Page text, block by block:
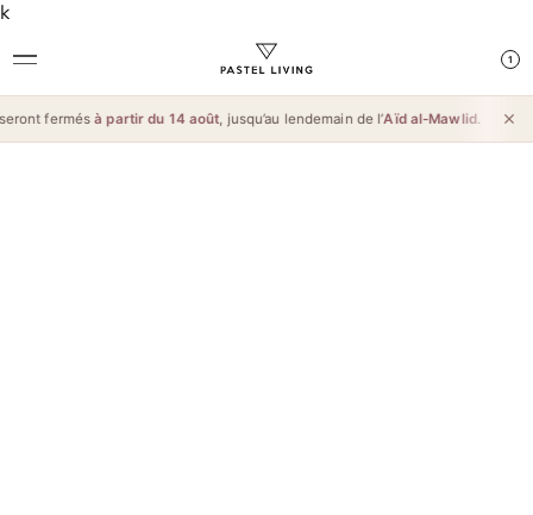
k
1
fermésà partir du 14 août, jusqu’au lendemain de l’ Aïd al-Mawlid. Merci pour